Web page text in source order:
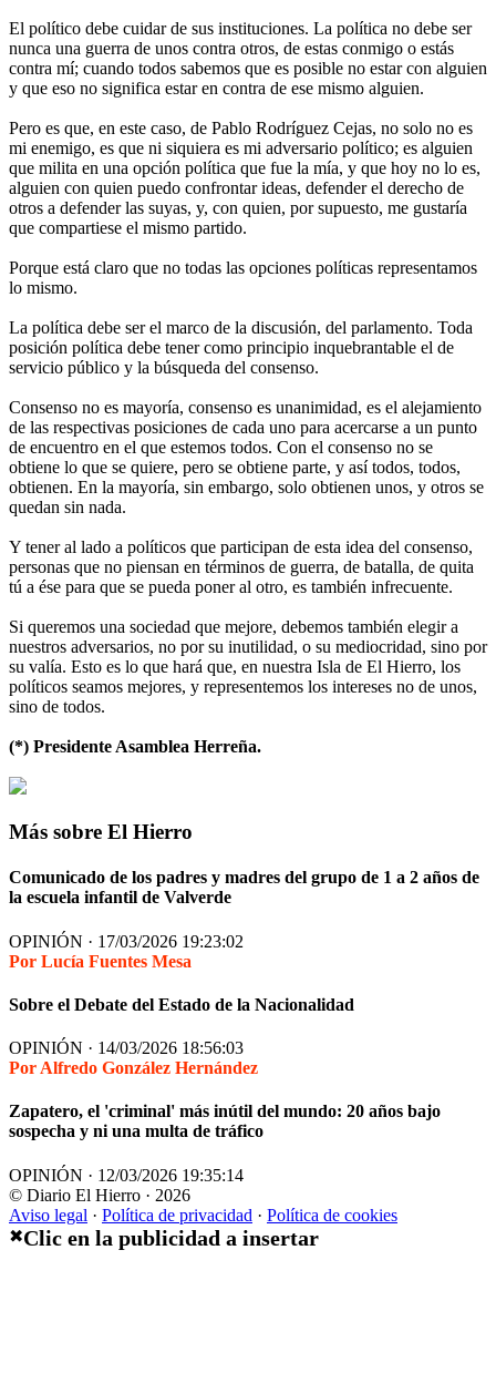
El político debe cuidar de sus instituciones. La política no debe ser
nunca una guerra de unos contra otros, de estas conmigo o estás
contra mí; cuando todos sabemos que es posible no estar con alguien
y que eso no significa estar en contra de ese mismo alguien.
Pero es que, en este caso, de Pablo Rodríguez Cejas, no solo no es
mi enemigo, es que ni siquiera es mi adversario político; es alguien
que milita en una opción política que fue la mía, y que hoy no lo es,
alguien con quien puedo confrontar ideas, defender el derecho de
otros a defender las suyas, y, con quien, por supuesto, me gustaría
que compartiese el mismo partido.
Porque está claro que no todas las opciones políticas representamos
lo mismo.
La política debe ser el marco de la discusión, del parlamento. Toda
posición política debe tener como principio inquebrantable el de
servicio público y la búsqueda del consenso.
Consenso no es mayoría, consenso es unanimidad, es el alejamiento
de las respectivas posiciones de cada uno para acercarse a un punto
de encuentro en el que estemos todos. Con el consenso no se
obtiene lo que se quiere, pero se obtiene parte, y así todos, todos,
obtienen. En la mayoría, sin embargo, solo obtienen unos, y otros se
quedan sin nada.
Y tener al lado a políticos que participan de esta idea del consenso,
personas que no piensan en términos de guerra, de batalla, de quita
tú a ése para que se pueda poner al otro, es también infrecuente.
Si queremos una sociedad que mejore, debemos también elegir a
nuestros adversarios, no por su inutilidad, o su mediocridad, sino por
su valía. Esto es lo que hará que, en nuestra Isla de El Hierro, los
políticos seamos mejores, y representemos los intereses no de unos,
sino de todos.
(*) Presidente Asamblea Herreña.
Más sobre El Hierro
Comunicado de los padres y madres del grupo de 1 a 2 años de
la escuela infantil de Valverde
OPINIÓN · 17/03/2026 19:23:02
Por Lucía Fuentes Mesa
Sobre el Debate del Estado de la Nacionalidad
OPINIÓN · 14/03/2026 18:56:03
Por Alfredo González Hernández
Zapatero, el 'criminal' más inútil del mundo: 20 años bajo
sospecha y ni una multa de tráfico
OPINIÓN · 12/03/2026 19:35:14
© Diario El Hierro · 2026
Aviso legal · Política de privacidad · Política de cookies
✖Clic en la publicidad a insertar